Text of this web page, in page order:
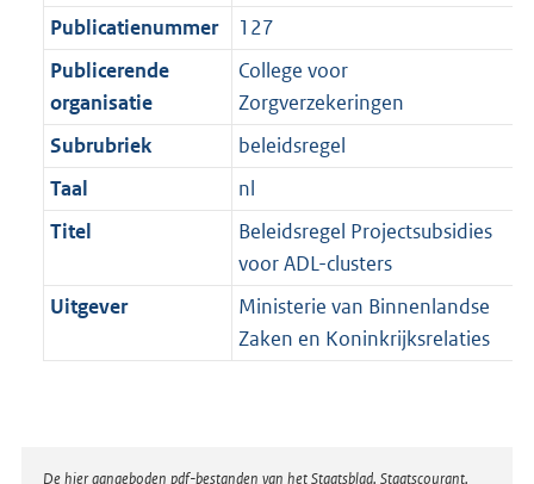
Publicatienummer
127
Publicerende
organisatie
College voor
Zorgverzekeringen
Subrubriek
beleidsregel
Taal
nl
Titel
Beleidsregel Projectsubsidies
voor ADL-clusters
Uitgever
Ministerie van Binnenlandse
Zaken en Koninkrijksrelaties
De hier aangeboden pdf-bestanden van het Staatsblad, Staatscourant,